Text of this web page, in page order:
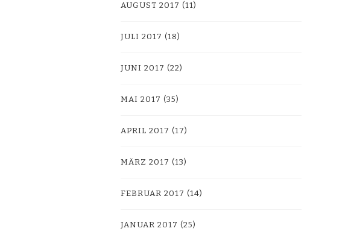
AUGUST 2017 (11)
JULI 2017 (18)
JUNI 2017 (22)
MAI 2017 (35)
APRIL 2017 (17)
MÄRZ 2017 (13)
FEBRUAR 2017 (14)
JANUAR 2017 (25)